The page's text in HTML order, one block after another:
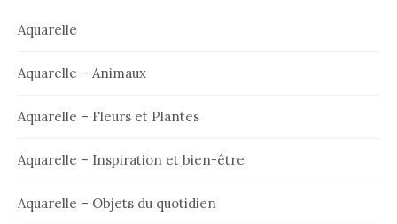
Aquarelle
Aquarelle – Animaux
Aquarelle – Fleurs et Plantes
Aquarelle – Inspiration et bien-être
Aquarelle – Objets du quotidien